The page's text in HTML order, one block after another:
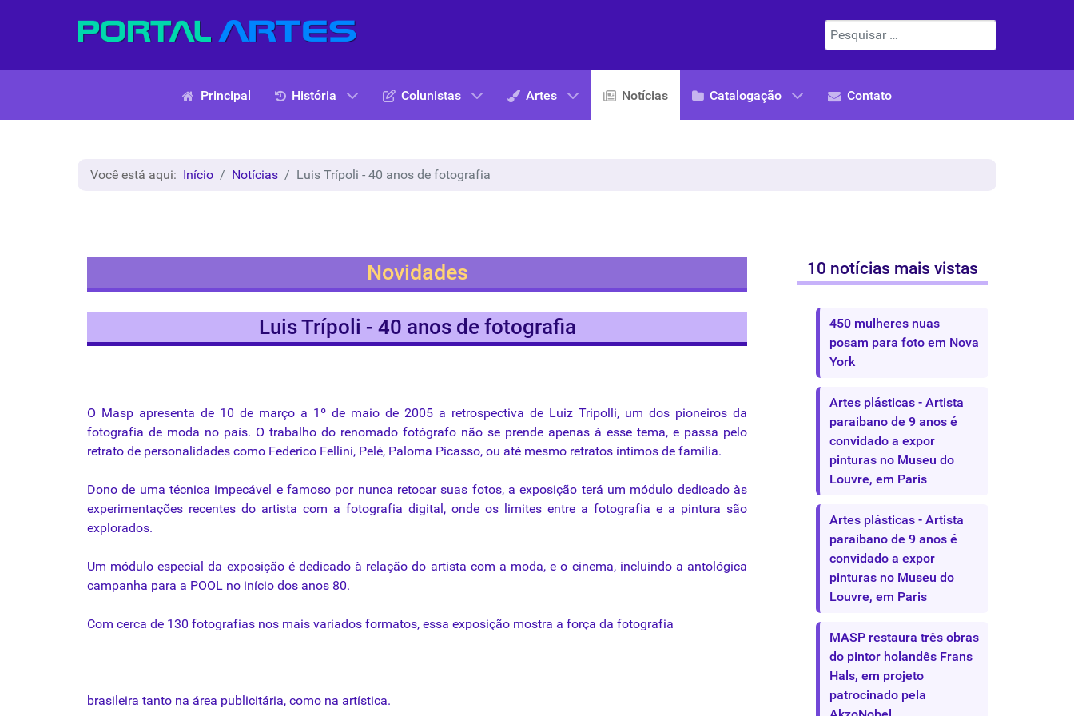
Pesquisar
Principal História Colunistas Artes Notícias Catalogação Contato
Você está aqui: Início Notícias Luis Trípoli - 40 anos de fotografia
Novidades
Luis Trípoli - 40 anos de fotografia
O Masp apresenta de 10 de março a 1º de maio de 2005 a retrospectiva de Luiz Tripolli, um dos pioneiros da
fotografia de moda no país. O trabalho do renomado fotógrafo não se prende apenas à esse tema, e passa pelo
retrato de personalidades como Federico Fellini, Pelé, Paloma Picasso, ou até mesmo retratos íntimos de família.
Dono de uma técnica impecável e famoso por nunca retocar suas fotos, a exposição terá um módulo dedicado às
experimentações recentes do artista com a fotografia digital, onde os limites entre a fotografia e a pintura são
explorados.
Um módulo especialda exposição é dedicado à relação do artista com a moda, e o cinema, incluindo a antológica
campanha para a POOL no início dos anos 80.
Com cerca de 130 fotografias nos mais variados formatos, essa exposição mostra a força da fotografia
brasileira tanto na área publicitária, como na artística.
10 notícias mais vistas
450 mulheres nuas
posam para foto em Nova
York
Artes plásticas - Artista
paraibano de 9 anos é
convidado a expor
pinturas no Museu do
Louvre, em Paris
Artes plásticas - Artista
paraibano de 9 anos é
convidado a expor
pinturas no Museu do
Louvre, em Paris
MASP restaura três obras
do pintor holandês Frans
Hals, em projeto
patrocinado pela